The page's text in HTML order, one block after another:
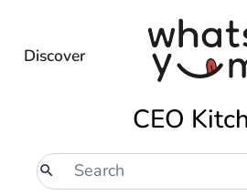
Discover
CEO